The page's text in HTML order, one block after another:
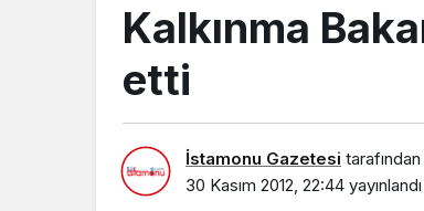
Kalkınma
etti
İstamonu Gazetesi tarafından
30 Kasım 2012, 22:44 yayınlandı